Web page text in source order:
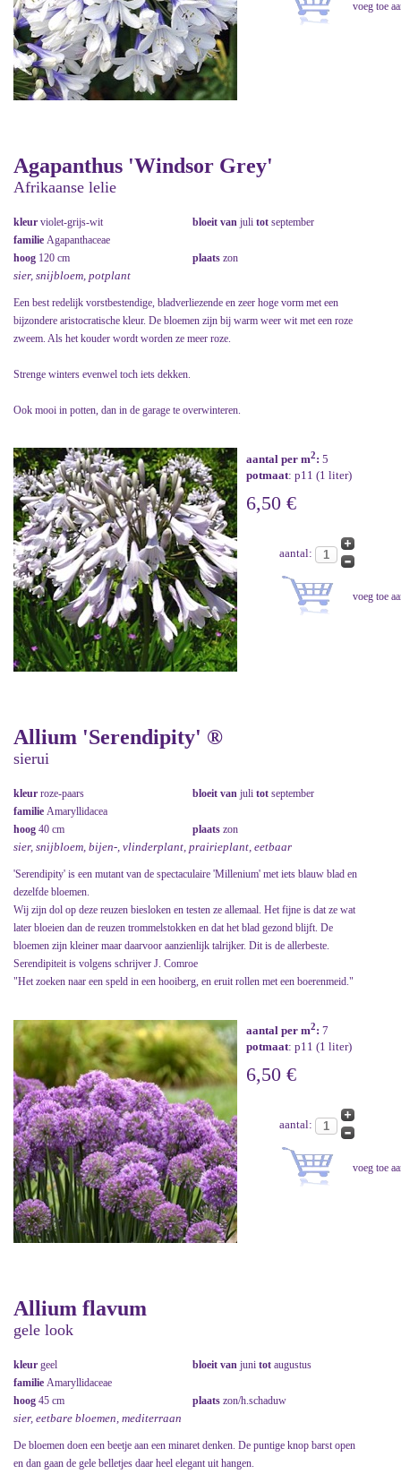
Agapanthus 'Windsor Grey'
Afrikaanse lelie
kleur violet-grijs-wit bloeit van juli tot september
familie Agapanthaceae
hoog 120 cm plaats zon
sier, snijbloem, potplant
Een best redelijk vorstbestendige, bladverliezende en zeer hoge vorm met een
bijzondere aristocratische kleur. De bloemen zijn bij warm weer wit met een roze
zweem. Als het kouder wordt worden ze meer roze.
Strenge winters evenwel toch iets dekken.
Ook mooi in potten, dan in de garage te overwinteren.
aantal per m2: 5
potmaat: p11 (1 liter)
6,50 €
aantal:
Allium 'Serendipity' ®
sierui
kleur roze-paars bloeit van juli tot september
familie Amaryllidacea
hoog 40 cm plaats zon
sier, snijbloem, bijen-, vlinderplant, prairieplant, eetbaar
'Serendipity' is een mutant van de spectaculaire 'Millenium' met iets blauw blad en
dezelfde bloemen.
Wij zijn dol op deze reuzen biesloken en testen ze allemaal. Het fijne is dat ze wat
later bloeien dan de reuzen trommelstokken en dat het blad gezond blijft. De
bloemen zijn kleiner maar daarvoor aanzienlijk talrijker. Dit is de allerbeste.
Serendipiteit is volgens schrijver J. Comroe
"Het zoeken naar een speld in een hooiberg, en eruit rollen met een boerenmeid."
aantal per m2: 7
potmaat: p11 (1 liter)
6,50 €
aantal:
Allium flavum
gele look
kleur geel bloeit van juni tot augustus
familie Amaryllidaceae
hoog 45 cm plaats zon/h.schaduw
sier, eetbare bloemen, mediterraan
De bloemen doen een beetje aan een minaret denken. De puntige knop barst open
en dan gaan de gele belletjes daar heel elegant uit hangen.